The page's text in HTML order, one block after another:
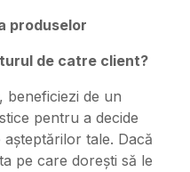
produselor
de catre client?
beneficiezi de un
pentru a decide
tale. Dacă
pe care dorești să le